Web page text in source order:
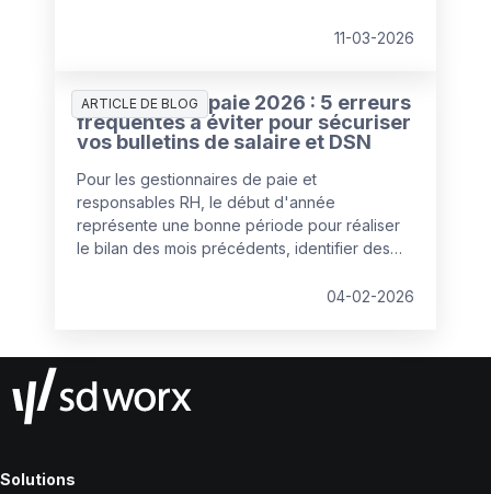
11-03-2026
ARTICLE DE BLOG
Gestion de la paie 2026 : 5 erreurs
fréquentes à éviter pour sécuriser
vos bulletins de salaire et DSN
Pour les gestionnaires de paie et
responsables RH, le début d'année
représente une bonne période pour réaliser
le bilan des mois précédents, identifier des
de paie et les processus de paie. Qualité de
des managers… Johanne Decelle,
gestionnaire de paie confirmée chez SD
Worx, partage ses recommandations pour
04-02-2026
Solutions